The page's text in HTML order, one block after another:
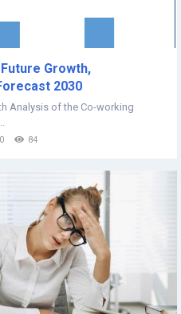
Growth,
2030
Analysis of the Co-working
0 84